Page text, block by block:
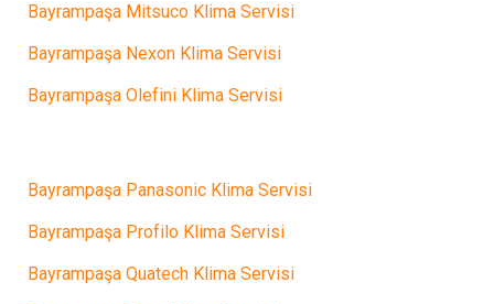
Bayrampaşa Mitsuco Klima Servisi
Bayrampaşa Nexon Klima Servisi
Bayrampaşa Olefini Klima Servisi
Bayrampaşa Panasonic Klima Servisi
Bayrampaşa Profilo Klima Servisi
Bayrampaşa Quatech Klima Servisi